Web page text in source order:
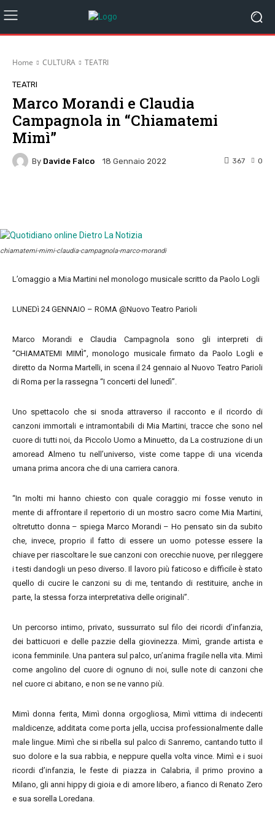
Home CULTURA TEATRI
TEATRI
Marco Morandi e Claudia
Campagnola in “Chiamatemi
Mimì”
By Davide Falco 18 Gennaio 2022 0
367
chiamatemi-mimi-claudia-campagnola-marco-morandi
L’omaggio a Mia Martini nel monologo musicale scritto da Paolo Logli
LUNEDì 24 GENNAIO – ROMA @Nuovo Teatro Parioli
Marco Morandi e Claudia Campagnola sono gli interpreti di
“CHIAMATEMI MIMÌ”, monologo musicale firmato da Paolo Logli e
diretto da Norma Martelli, in scena il 24 gennaio al Nuovo Teatro Parioli
di Roma per la rassegna “I concerti del lunedì”.
Uno spettacolo che si snoda attraverso il racconto e il ricordo di
canzoni immortali e intramontabili di Mia Martini, tracce che sono nel
cuore di tutti noi, da Piccolo Uomo a Minuetto, da La costruzione di un
amoread Almeno tu nell’universo, viste come tappe di una vicenda
umana prima ancora che di una carriera canora.
“In molti mi hanno chiesto con quale coraggio mi fosse venuto in
mente di affrontare il repertorio di un mostro sacro come Mia Martini,
oltretutto donna – spiega Marco Morandi – Ho pensato sin da subito
che, invece, proprio il fatto di essere un uomo potesse essere la
chiave per riascoltare le sue canzoni con orecchie nuove, per rileggere
i testi dandogli un peso diverso. Il lavoro più faticoso e difficile è stato
quello di cucire le canzoni su di me, tentando di restituire, anche in
parte, la stessa forza interpretativa delle originali”.
Un percorso intimo, privato, sussurrato sul filo dei ricordi d’infanzia,
dei batticuori e delle pazzie della giovinezza. Mimì, grande artista e
icona femminile. Una pantera sul palco, un’anima fragile nella vita. Mimì
come angolino del cuore di ognuno di noi, sulle note di canzoni che
nel cuore ci abitano, e non se ne vanno più.
Mimì donna ferita, Mimì donna orgogliosa, Mimì vittima di indecenti
maldicenze, additata come porta jella, uccisa professionalmente dalle
male lingue. Mimì che si ribella sul palco di Sanremo, cantando tutto il
suo dolore e la sua rabbia, e neppure quella volta vince. Mimì e i suoi
ricordi d’infanzia, le feste di piazza in Calabria, il primo provino a
Milano, gli anni hippy di gioia e di amore libero, a fianco di Renato Zero
e sua sorella Loredana.